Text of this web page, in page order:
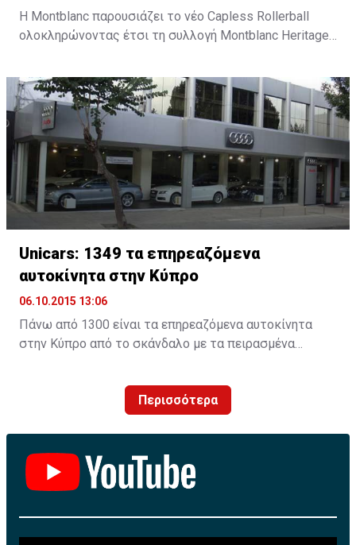
Η Montblanc παρουσιάζει το νέο Capless Rollerball
ολοκληρώνοντας έτσι τη συλλογή Montblanc Heritage
καινοτομία και τη σχεδιαστική παράδοση της
Montblanc.
Unicars: 1349 τα επηρεαζόμενα
αυτοκίνητα στην Κύπρο
06.10.2015 13:06
Πάνω από 1300 είναι τα επηρεαζόμενα αυτοκίνητα
στην Κύπρο από το σκάνδαλο με τα πειρασμένα
αντιπρόσωπος της Volkswagen AG στην Κύπρο,
ενημερώνει για τις προσεχείς ενέργειες που αφορούν
πετρελαιοκίνητα οχήματα με κινητήρες EA 189.
Περισσότερα